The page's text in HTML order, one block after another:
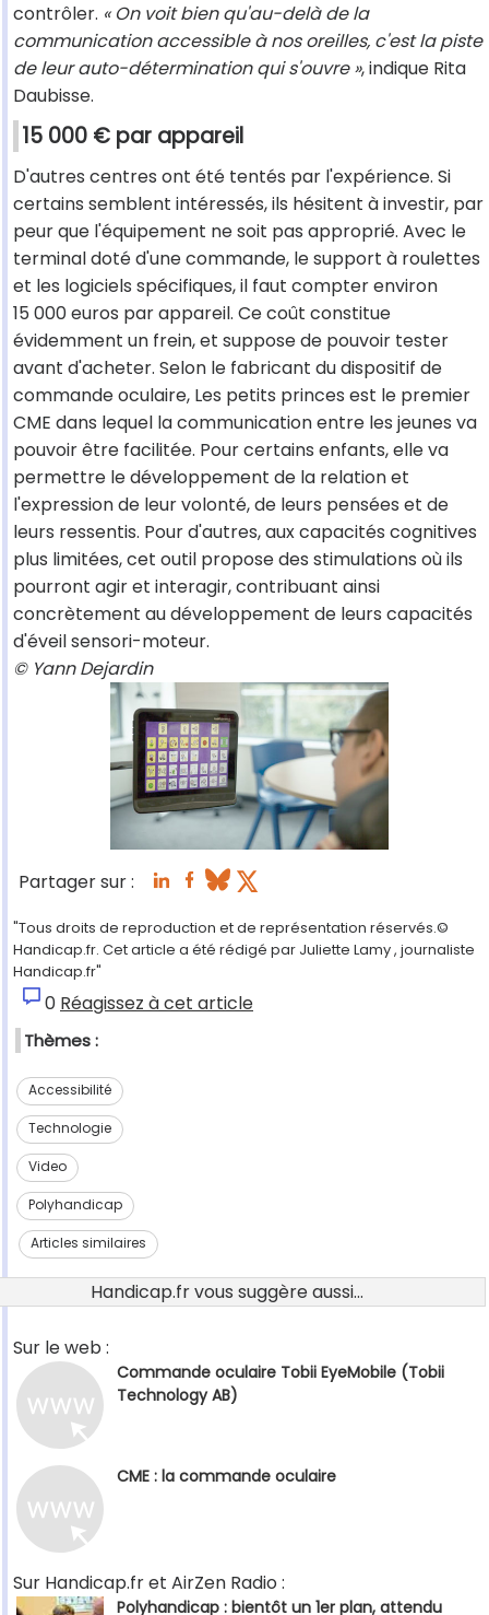
contrôler. « On voit bien qu'au-delà de la
communication accessible à nos oreilles, c'est la piste
de leur auto-détermination qui s'ouvre », indique Rita
Daubisse.
15 000 € par appareil
D'autres centres ont été tentés par l'expérience. Si
certains semblent intéressés, ils hésitent à investir, par
peur que l'équipement ne soit pas approprié. Avec le
terminal doté d'une commande, le support à roulettes
et les logiciels spécifiques, il faut compter environ
15 000 euros par appareil. Ce coût constitue
évidemment un frein, et suppose de pouvoir tester
avant d'acheter. Selon le fabricant du dispositif de
commande oculaire, Les petits princes est le premier
CME dans lequel la communication entre les jeunes va
pouvoir être facilitée. Pour certains enfants, elle va
permettre le développement de la relation et
l'expression de leur volonté, de leurs pensées et de
leurs ressentis. Pour d'autres, aux capacités cognitives
plus limitées, cet outil propose des stimulations où ils
pourront agir et interagir, contribuant ainsi
concrètement au développement de leurs capacités
d'éveil sensori-moteur.
© Yann Dejardin
Partager sur :
"Tous droits de reproduction et de représentation réservés.©
Handicap.fr. Cet article a été rédigé par Juliette Lamy , journaliste
Handicap.fr"
0 Réagissez à cet article
Thèmes :
Accessibilité
Technologie
Video
Polyhandicap
Articles similaires
Handicap.fr vous suggère aussi...
Sur le web :
Commande oculaire Tobii EyeMobile (Tobii
Technology AB)
CME : la commande oculaire
Sur Handicap.fr et AirZen Radio :
Polyhandicap : bientôt un 1er plan, attendu